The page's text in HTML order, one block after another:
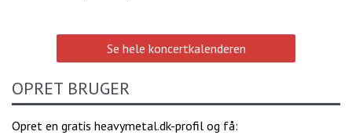
Se hele koncertkalenderen
OPRET BRUGER
Opret en gratis heavymetal.dk-profil og få: